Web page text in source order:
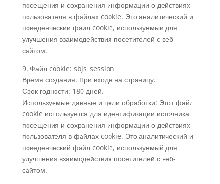
посещения и сохранения информации о действиях
пользователя в файлах cookie. Это аналитический и
поведенческий файл cookie, используемый для
улучшения взаимодействия посетителей с веб-
сайтом.
9. Файл cookie: sbjs_session
Время создания: При входе на страницу.
Срок годности: 180 дней.
Используемые данные и цели обработки: Этот файл
cookie используется для идентификации источника
посещения и сохранения информации о действиях
пользователя в файлах cookie. Это аналитический и
поведенческий файл cookie, используемый для
улучшения взаимодействия посетителей с веб-
сайтом.